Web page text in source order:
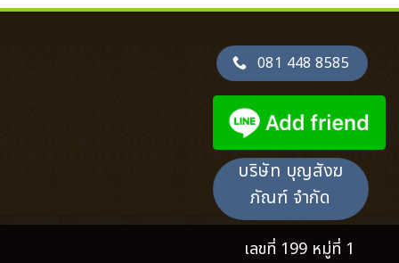
081 448 8585
บริษัท บุญสังฆ
ภัณฑ์ จำกัด
เลขที่ 199 หมู่ที่ 1